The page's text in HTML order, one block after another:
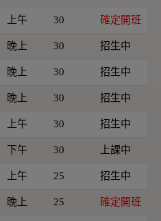
上午 30 確定開班
晚上 30 招生中
晚上 30 招生中
晚上 30 招生中
上午 30 招生中
下午 30 上課中
上午 25 招生中
晚上 25 確定開班